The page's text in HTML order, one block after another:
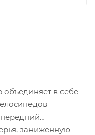
объединяет в себе
заниженную